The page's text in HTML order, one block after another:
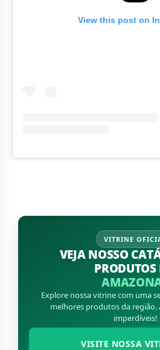
View this post on
VITRINE
VEJA NOSSO
PRODUTOS
Explore nossa vitrine com uma
melhores produtos da região.
imperdíveis!
VISITE NOSSA